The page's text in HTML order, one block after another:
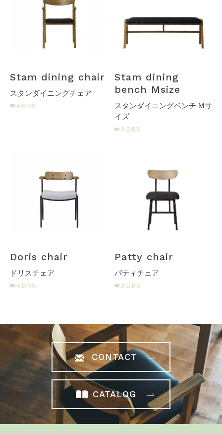
CATALOG
SIEVE group TOP
ONLINE STORE
Stam dining chair
スタンダイニングチェア
ADRS
Stam dining
bench Msize
スタンダイニングベンチ Mサ
イズ
ADRS
Doris chair
ドリスチェア
ADRS
Patty chair
パティチェア
ADRS
CONTACT
CATALOG